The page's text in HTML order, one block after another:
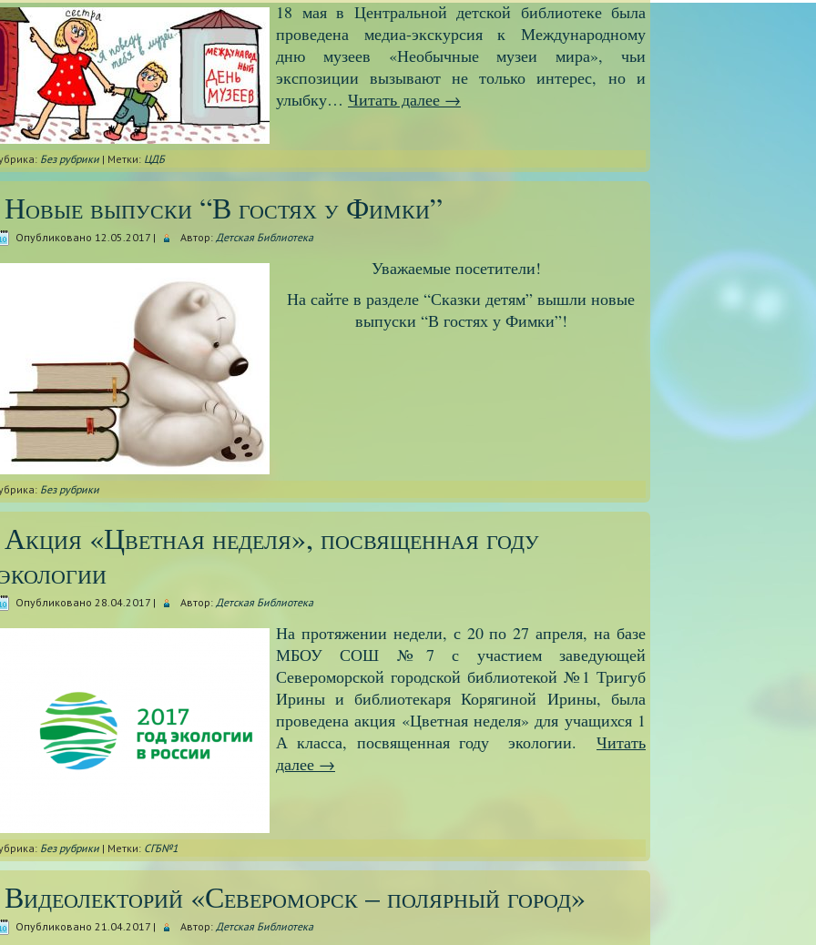
18 мая в Центральной детской библиотеке была
проведена медиа-экскурсия к Международному
дню музеев «Необычные музеи мира», чьи
экспозиции вызывают не только интерес, но и
улыбку… Читать далее →
Без рубрики | Метки: ЦДБ
Новые выпуски “В гостях у Фимки”
Опубликовано 12.05.2017 | Автор: Детская Библиотека
Уважаемые посетители!
На сайте в разделе “Сказки детям” вышли новые
выпуски “В гостях у Фимки”!
Без рубрики
Акция «Цветная неделя», посвященная году
Опубликовано 28.04.2017 | Автор: Детская Библиотека
На протяжении недели, с 20 по 27 апреля, на базе
МБОУ СОШ №7 с участием заведующей
Североморской городской библиотекой №1 Тригуб
Ирины и библиотекаря Корягиной Ирины, была
проведена акция «Цветная неделя» для учащихся 1
А класса, посвященная году экологии. Читать
далее →
Без рубрики | Метки: СГБ№1
Видеолекторий «Североморск – полярный город»
Опубликовано 21.04.2017 | Автор: Детская Библиотека